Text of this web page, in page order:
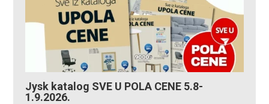
Jysk katalog SVE U POLA CENE 5.8-
1.9.2026.